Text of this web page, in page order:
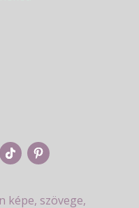
képe, szövege,